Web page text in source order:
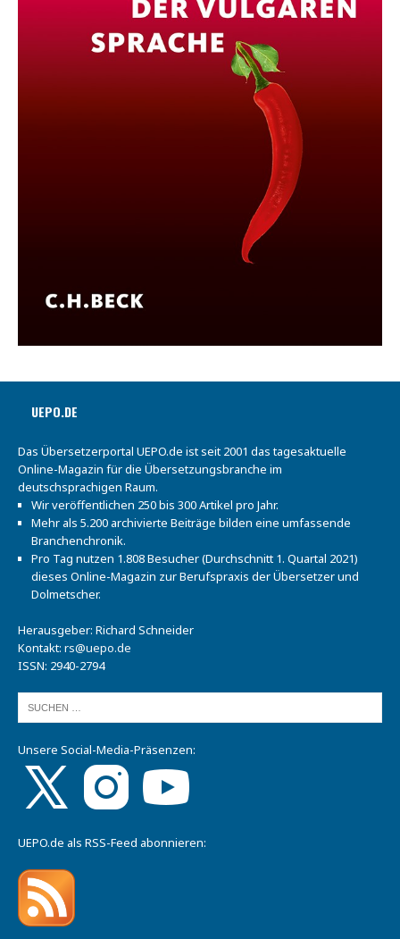
UEPO.DE
Das Übersetzerportal UEPO.de ist seit 2001 das tagesaktuelle
Online-Magazin für die Übersetzungsbranche im
deutschsprachigen Raum.
Wir veröffentlichen 250 bis 300 Artikel pro Jahr.
Mehr als 5.200 archivierte Beiträge bilden eine umfassende
Branchenchronik.
Pro Tag nutzen 1.808 Besucher (Durchschnitt 1. Quartal 2021)
dieses Online-Magazin zur Berufspraxis der Übersetzer und
Dolmetscher.
Herausgeber: Richard Schneider
Kontakt: rs@uepo.de
ISSN: 2940-2794
Unsere Social-Media-Präsenzen:
UEPO.de als RSS-Feed abonnieren: